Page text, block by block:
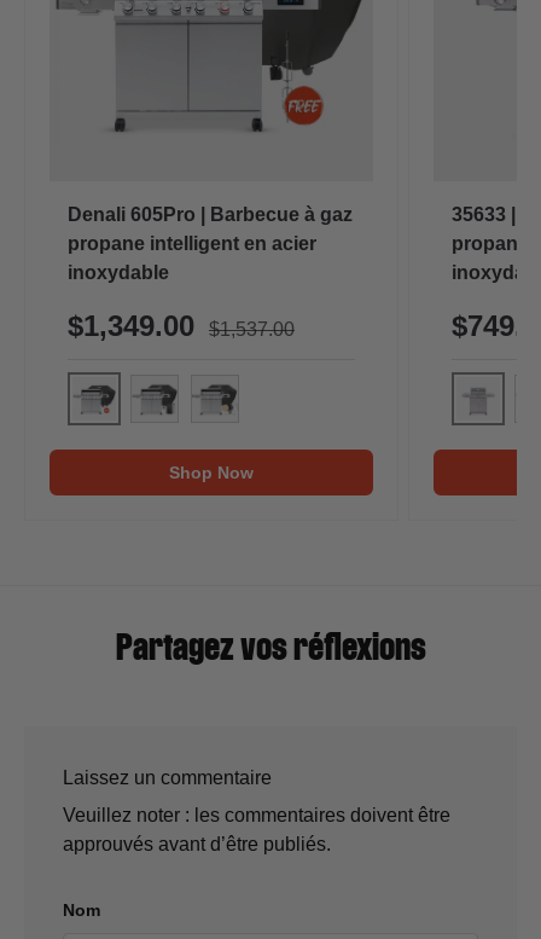
Denali 605Pro | Barbecue à gaz
propane intelligent en acier
inoxydable
$1,349.00 $1,537.00
Shop Now
35633 |
propane
Partagez vos réflexions
Laissez un commentaire
Veuillez noter : les commentaires doivent être
approuvés avant d’être publiés.
Nom